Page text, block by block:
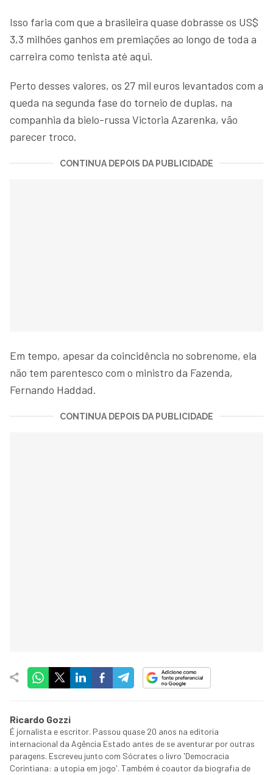
Isso faria com que a brasileira quase dobrasse os US$
3,3 milhões ganhos em premiações ao longo de toda a
carreira como tenista até aqui.
Perto desses valores, os 27 mil euros levantados com a
queda na segunda fase do torneio de duplas, na
companhia da bielo-russa Victoria Azarenka, vão
parecer troco.
CONTINUA DEPOIS DA PUBLICIDADE
Em tempo, apesar da coincidência no sobrenome, ela
não tem parentesco com o ministro da Fazenda,
Fernando Haddad.
CONTINUA DEPOIS DA PUBLICIDADE
Ricardo Gozzi
É jornalista e escritor. Passou quase 20 anos na editoria
internacional da Agência Estado antes de se aventurar por outras
paragens. Escreveu junto com Sócrates o livro 'Democracia
Corintiana: a utopia em jogo'. Também é coautor da biografia de